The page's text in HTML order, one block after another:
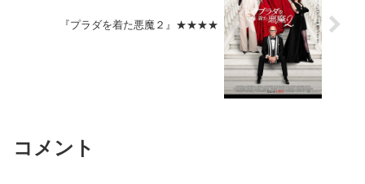
『プラダを着た悪魔２』★★★★
コメント